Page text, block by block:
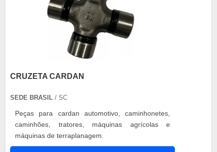
CRUZETA CARDAN
SEDE BRASIL / SC
Peças para cardan automotivo, caminhonetes,
caminhões, tratores, máquinas agrícolas e
máquinas de terraplanagem.